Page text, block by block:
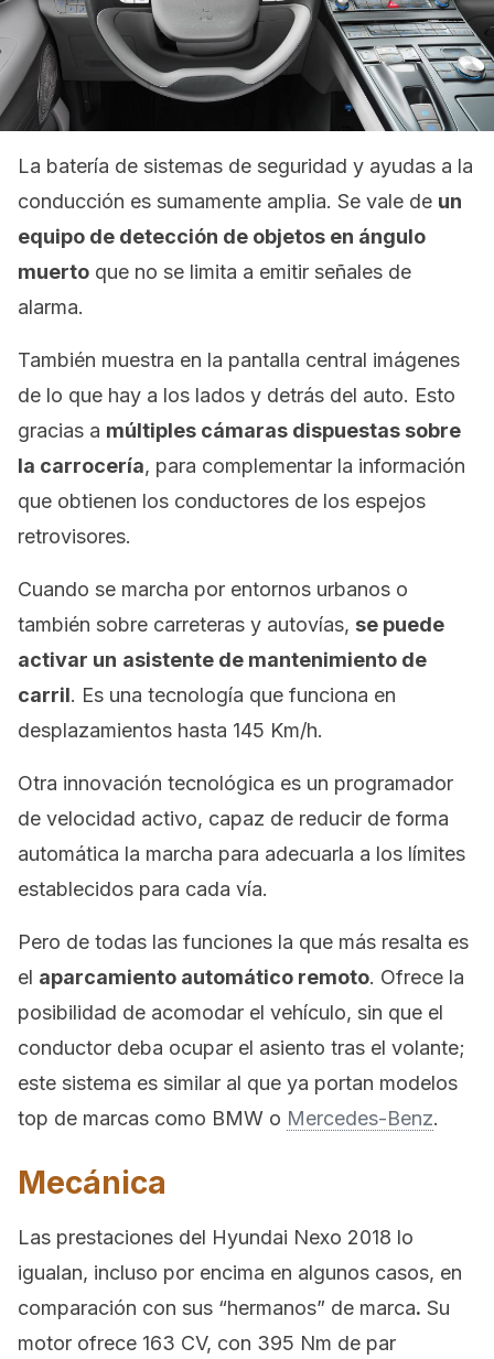
La batería de sistemas de seguridad y ayudas a la
conducción es sumamente amplia. Se vale de un
equipo de detección de objetos en ángulo
muerto que no se limita a emitir señales de
alarma.
También muestra en la pantalla central imágenes
de lo que hay a los lados y detrás del auto. Esto
gracias a múltiples cámaras dispuestas sobre
la carrocería, para complementar la información
que obtienen los conductores de los espejos
retrovisores.
Cuando se marcha por entornos urbanos o
también sobre carreteras y autovías, se puede
activar un asistente de mantenimiento de
carril. Es una tecnología que funciona en
desplazamientos hasta 145 Km/h.
Otra innovación tecnológica es un programador
de velocidad activo, capaz de reducir de forma
automática la marcha para adecuarla a los límites
establecidos para cada vía.
Pero de todas las funciones la que más resalta es
el aparcamiento automático remoto. Ofrece la
posibilidad de acomodar el vehículo, sin que el
conductor deba ocupar el asiento tras el volante;
este sistema es similar al que ya portan modelos
top de marcas como BMW o Mercedes-Benz.
Mecánica
Las prestaciones del Hyundai Nexo 2018 lo
igualan, incluso por encima en algunos casos, en
comparación con sus “hermanos” de marca. Su
motor ofrece 163 CV, con 395 Nm de par